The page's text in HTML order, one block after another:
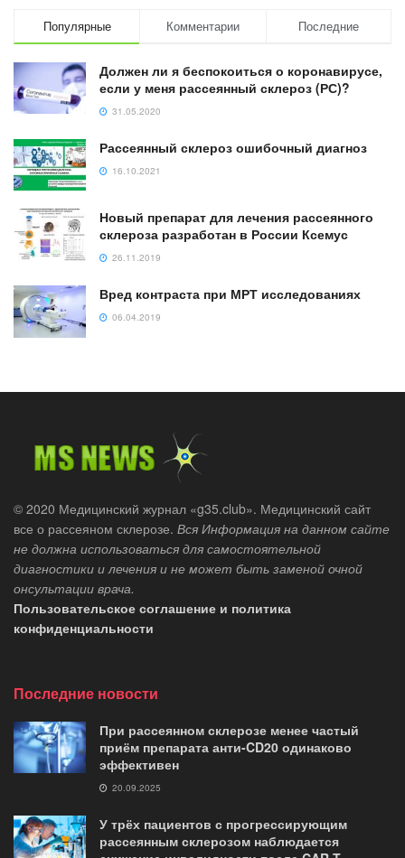
Популярные Комментарии Последние
Должен ли я беспокоиться о коронавирусе,
если у меня рассеянный склероз (РС)?
31.05.2020
Рассеянный склероз ошибочный диагноз
16.10.2021
Новый препарат для лечения рассеянного
склероза разработан в России Ксемус
26.11.2019
Вред контраста при МРТ исследованиях
06.04.2019
© 2020 Медицинский журнал «g35.club». Медицинский сайт
все о рассеяном склерозе. Вся Информация на данном сайте
не должна использоваться для самостоятельной
диагностики и лечения и не может быть заменой очной
онсультации врача.
Пользовательское соглашение и политика
конфиденциальности
Последние новости
При рассеянном склерозе менее частый
приём препарата анти-CD20 одинаково
эффективен
20.09.2025
У трёх пациентов с прогрессирующим
рассеянным склерозом наблюдается